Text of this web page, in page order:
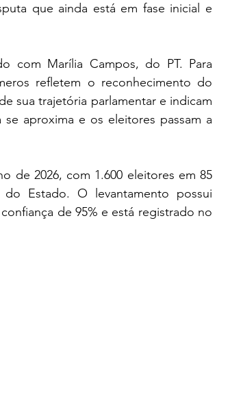
que ainda está em fase inicial e
com Marília Campos, do PT. Para
refletem o reconhecimento do
sua trajetória parlamentar e indicam
aproxima e os eleitores passam a
de 2026, com 1.600 eleitores em 85
Estado. O levantamento possui
de 95% e está registrado no